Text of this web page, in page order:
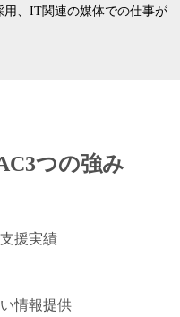
用、IT関連の媒体での仕事が
3つの強み
援実績
情報提供